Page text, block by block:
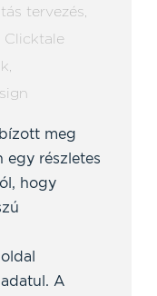
tervezés,
Clicktale
,
meg
egy részletes
hogy
A